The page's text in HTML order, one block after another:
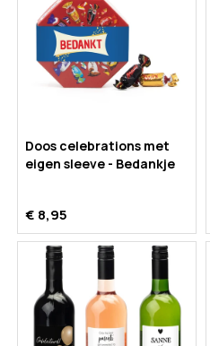
Doos celebrations met
eigen sleeve - Bedankje
€ 8,95